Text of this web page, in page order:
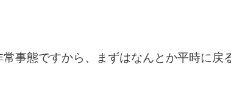
常事態ですから、まずはなんとか平時に戻